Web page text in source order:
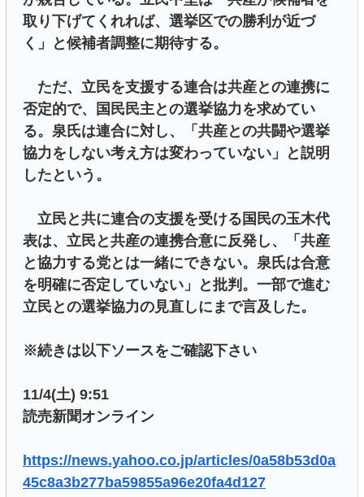
取り下げてくれれば、選挙区での勝利が近づ
く」と候補者調整に期待する。
ただ、立民を支援する連合は共産との連携に
否定的で、国民民主との選挙協力を求めてい
る。泉氏は連合に対し、「共産との共闘や選挙
協力をしない考え方は変わっていない」と説明
したという。
立民と共に連合の支援を受ける国民の玉木代
表は、立民と共産の連携合意に反発し、「共産
と協力する党とは一緒にできない。泉氏は合意
を明確に否定していない」と批判。一部で進む
立民との選挙協力の見直しにまで言及した。
※続きは以下ソースをご確認下さい
11/4(土) 9:51
読売新聞オンライン
https://news.yahoo.co.jp/articles/0a58b53d0a
45c8a3b277ba59855a96e20fa4d127